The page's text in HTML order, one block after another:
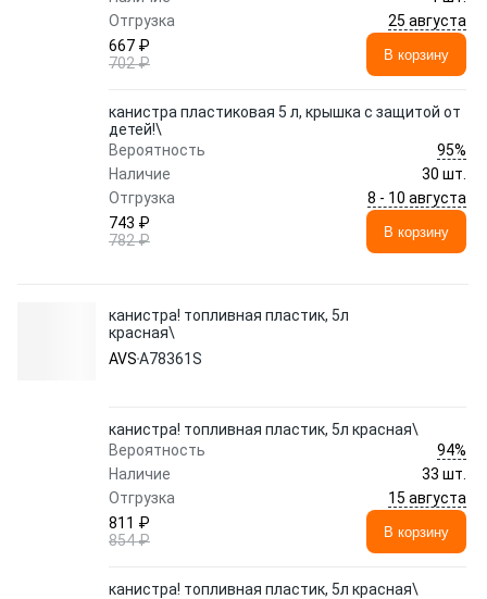
Отгрузка
25 августа
667 ₽
702 ₽
В корзину
канистра пластиковая 5 л, крышка с защитой от
детей!\
Вероятность
95%
Наличие
30 шт.
Отгрузка
8 - 10 августа
743 ₽
782 ₽
В корзину
канистра! топливная пластик, 5л
красная\
AVSA78361S
канистра! топливная пластик, 5л красная\
Вероятность
94%
Наличие
33 шт.
Отгрузка
15 августа
811 ₽
854 ₽
В корзину
канистра! топливная пластик, 5л красная\